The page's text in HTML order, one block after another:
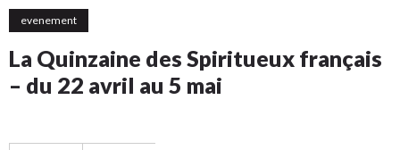
evenement
La Quinzaine des Spiritueux français
– du 22 avril au 5 mai